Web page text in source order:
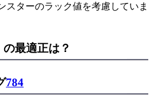
スターのラック値を考慮していま
最適正は？
784